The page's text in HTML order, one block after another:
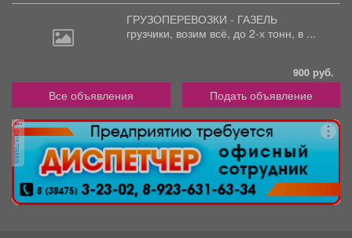
ГРУЗОПЕРЕВОЗКИ - ГАЗЕЛЬ
грузчики, возим всё, до 2-х тонн, в ...
900 руб.
Все объявления Подать объявление
реклама